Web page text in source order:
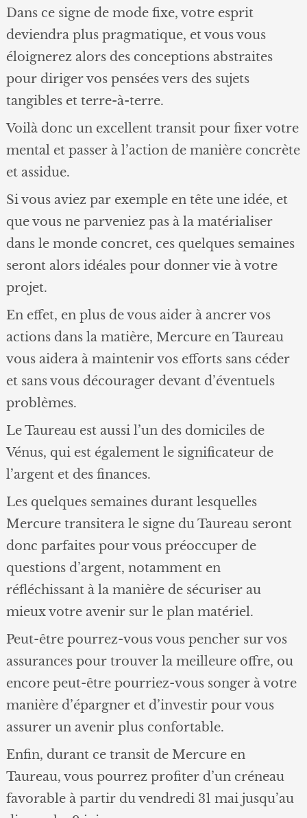
Dans ce signe de mode fixe, votre esprit
deviendra plus pragmatique, et vous vous
éloignerez alors des conceptions abstraites
pour diriger vos pensées vers des sujets
tangibles et terre-à-terre.
Voilà donc un excellent transit pour fixer votre
mental et passer à l’action de manière concrète
et assidue.
Si vous aviez par exemple en tête une idée, et
que vous ne parveniez pas à la matérialiser
dans le monde concret, ces quelques semaines
seront alors idéales pour donner vie à votre
projet.
En effet, en plus de vous aider à ancrer vos
actions dans la matière, Mercure en Taureau
vous aidera à maintenir vos efforts sans céder
et sans vous décourager devant d’éventuels
problèmes.
Le Taureau est aussi l’un des domiciles de
Vénus, qui est également le significateur de
l’argent et des finances.
Les quelques semaines durant lesquelles
Mercure transitera le signe du Taureau seront
donc parfaites pour vous préoccuper de
questions d’argent, notamment en
réfléchissant à la manière de sécuriser au
mieux votre avenir sur le plan matériel.
Peut-être pourrez-vous vous pencher sur vos
assurances pour trouver la meilleure offre, ou
encore peut-être pourriez-vous songer à votre
manière d’épargner et d’investir pour vous
assurer un avenir plus confortable.
Enfin, durant ce transit de Mercure en
Taureau, vous pourrez profiter d’un créneau
favorable à partir du vendredi 31 mai jusqu’au